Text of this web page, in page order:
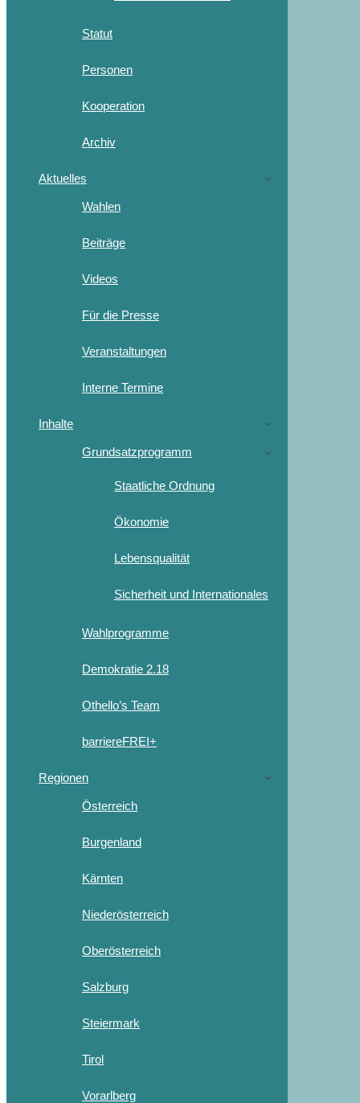
Statut
Personen
Kooperation
Archiv
Aktuelles
Wahlen
Beiträge
Videos
Für die Presse
Veranstaltungen
Interne Termine
Inhalte
Grundsatzprogramm
Staatliche Ordnung
Ökonomie
Lebensqualität
Sicherheit und Internationales
Wahlprogramme
Demokratie 2.18
Othello’s Team
barriereFREI+
Regionen
Österreich
Burgenland
Kärnten
Niederösterreich
Oberösterreich
Salzburg
Steiermark
Tirol
Vorarlberg